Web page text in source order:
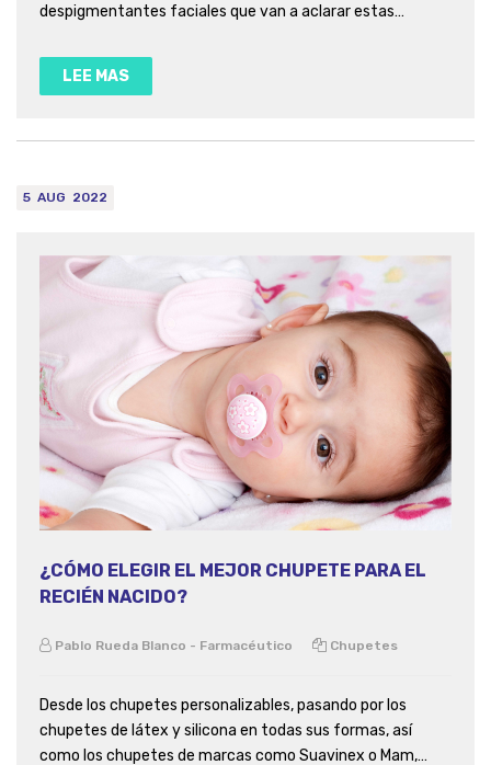
despigmentantes faciales que van a aclarar estas
LEE MAS
5 AUG 2022
¿CÓMO ELEGIR EL MEJOR CHUPETE PARA EL
RECIÉN NACIDO?
Pablo Rueda Blanco - Farmacéutico Chupetes
Desde los chupetes personalizables, pasando por los
chupetes de látex y silicona en todas sus formas, así
como los chupetes de marcas como Suavinex o Mam,